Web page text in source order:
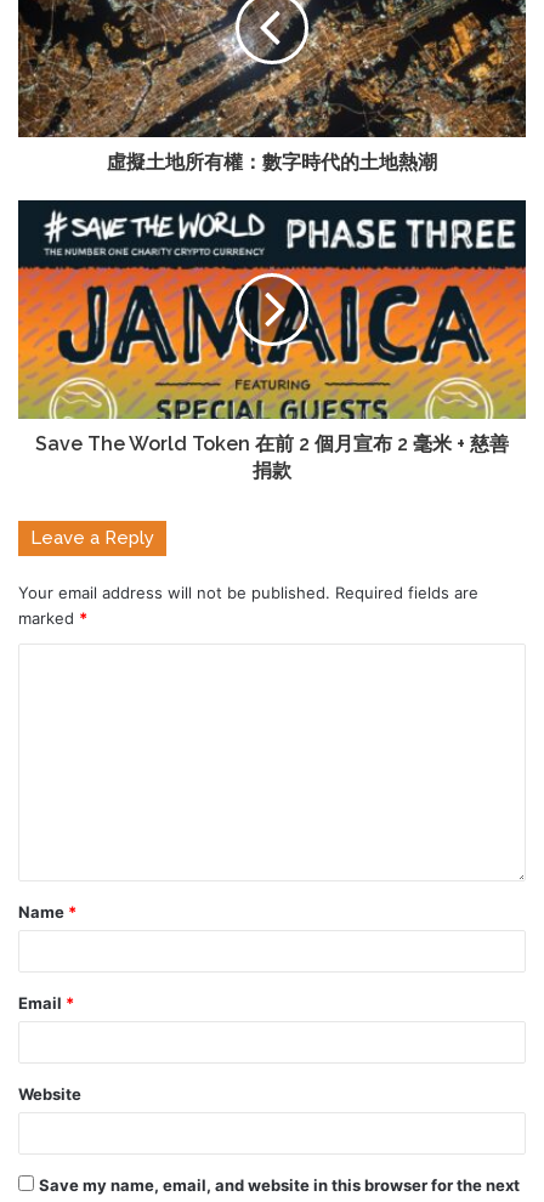
虛擬土地所有權：數字時代的土地熱潮
Save The World Token 在前 2 個月宣布 2 毫米 + 慈善
捐款
Leave a Reply
Your email address will not be published. Required fields are
marked *
Name *
Email *
Website
Save my name, email, and website in this browser for the next